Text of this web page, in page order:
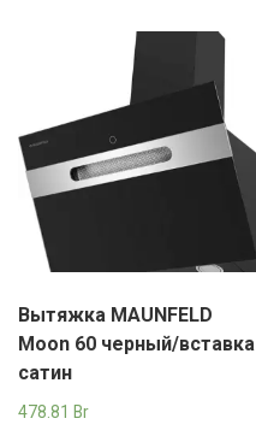
Вытяжка MAUNFELD
Moon 60 черный/вставка
сатин
478.81 Br